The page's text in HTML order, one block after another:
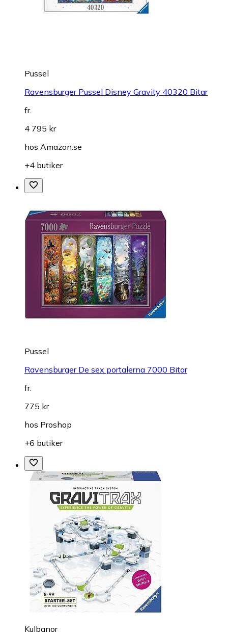
Pussel
Ravensburger Pussel Disney Gravity 40320 Bitar
fr.
4 795 kr
hos Amazon.se
+4 butiker
Pussel
Ravensburger De sex portalerna 7000 Bitar
fr.
775 kr
hos Proshop
+6 butiker
Kulbanor